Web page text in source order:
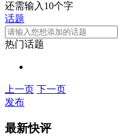
还需输入10个字
话题
热门话题
上一页 下一页
发布
最新快评